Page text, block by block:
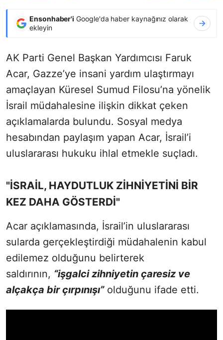
Ensonhaber'i Google'da haber kaynağınız olarak
ekleyin
AK Parti Genel Başkan Yardımcısı Faruk
Acar, Gazze’ye insani yardım ulaştırmayı
amaçlayan Küresel Sumud Filosu’na yönelik
İsrail müdahalesine ilişkin dikkat çeken
açıklamalarda bulundu. Sosyal medya
hesabından paylaşım yapan Acar, İsrail’i
uluslararası hukuku ihlal etmekle suçladı.
"İSRAİL, HAYDUTLUK ZİHNİYETİNİ BİR
KEZ DAHA GÖSTERDİ"
Acar açıklamasında, İsrail’in uluslararası
sularda gerçekleştirdiği müdahalenin kabul
edilemez olduğunu belirterek
saldırının, “işgalci zihniyetin çaresiz ve
alçakça bir çırpınışı”olduğunu ifade etti.